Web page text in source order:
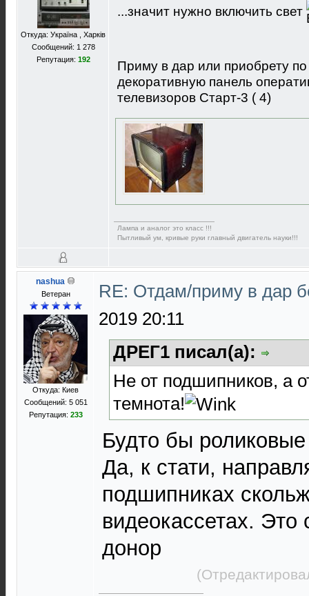
Откуда: Україна , Харків
Сообщений: 1 278
Репутация: 192
...значит нужно включить свет
Приму в дар или приобрету
декоративную панель
телевизоров Старт-3 ( 4)
Лампа и аналог это класс !!!
Пытливый ум, кривые руки главный двигатель науки!!!
nashua
Ветеран
Откуда: Киев
Сообщений: 5 051
Репутация: 233
RE: Отдам/приму в дар
2019 20:11
ДРЕГ1 писал(а):
Не от подшипников, а
темнота!
Будто бы роликовые
Да, к стати,
подшипниках
видеокассетах.
донор